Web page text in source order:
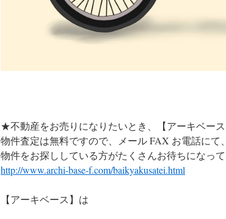
★不動産をお売りになりたいとき、【アーキベー
物件査定は無料ですので、メール FAX お電話にて
物件をお探ししている方がたくさんお待ちになって
http://www.archi-base-f.com/baikyakusatei.html
【アーキベース】は